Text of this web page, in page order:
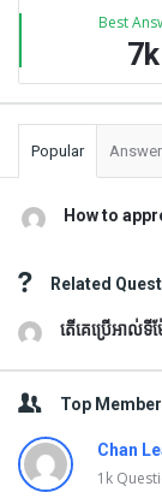
Best
7k
Popular
How to
Related
តើគេប្រើអាល់ទី
Top
Chan
1k